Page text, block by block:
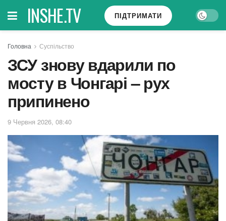
INSHE.TV ПІДТРИМАТИ
Головна Суспільство
ЗСУ знову вдарили по
мосту в Чонгарі – рух
припинено
9 Червня 2026, 08:40